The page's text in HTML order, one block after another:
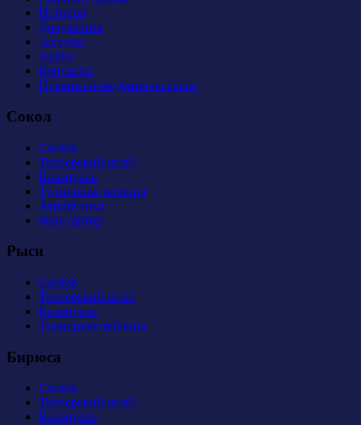
История
Документы
Закупки
Арена
Контакты
Правила поведения на арене
Сокол
Состав
Тренерский штаб
Календарь
Турнирная таблица
Атрибутика
Фан-сектор
Рыси
Состав
Тренерский штаб
Календарь
Турнирная таблица
Бирюса
Состав
Тренерский штаб
Календарь